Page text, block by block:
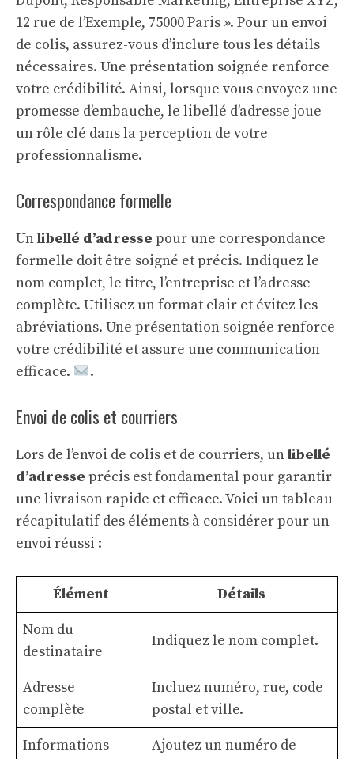
12 rue de l’Exemple, 75000 Paris ». Pour un envoi
de colis, assurez-vous d’inclure tous les détails
nécessaires. Une présentation soignée renforce
votre crédibilité. Ainsi, lorsque vous envoyez une
promesse d’embauche, le libellé d’adresse joue
un rôle clé dans la perception de votre
professionnalisme.
Correspondance formelle
Unlibellé d’adresse pour une correspondance
formelle doit être soigné et précis. Indiquez le
nom complet, le titre, l’entreprise et l’adresse
complète. Utilisez un format clair et évitez les
abréviations. Une présentation soignée renforce
votre crédibilité et assure une communication
efficace.
.
Envoi de colis et courriers
Lors de l’envoi de colis et de courriers, unlibellé
d’adresse précis est fondamental pour garantir
une livraison rapide et efficace. Voici un tableau
récapitulatif des éléments à considérer pour un
envoi réussi :
Élément
Détails
Nom du
destinataire
Indiquez le nom complet.
Adresse
complète
Incluez numéro, rue, code
postal et ville.
Informations
Ajoutez un numéro de